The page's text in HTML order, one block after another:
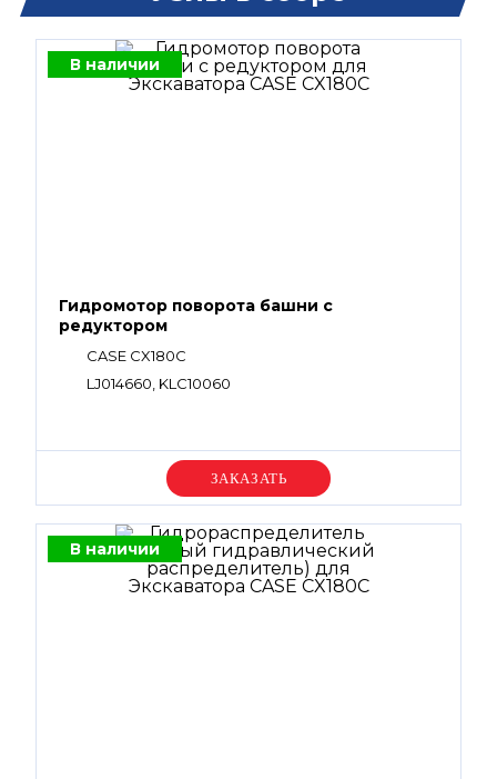
В наличии
Гидромотор поворота башни с
редуктором
CASE CX180C
LJ014660, KLC10060
Уточняйте цену
В наличии